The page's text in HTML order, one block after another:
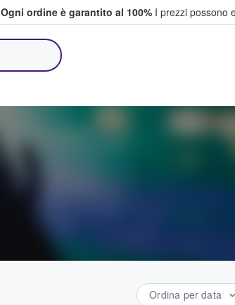
Ogni ordine è garantito al 100% I prezzi possono
biglietti
Ordina per data